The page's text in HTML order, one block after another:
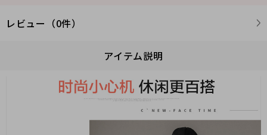
レビュー（0件）
アイテム説明